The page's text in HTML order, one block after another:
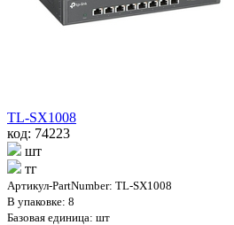
TL-SX1008
код: 74223
шт
тг
Артикул-PartNumber: TL-SX1008
В упаковке: 8
Базовая единица: шт